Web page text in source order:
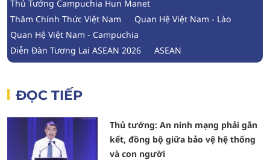
Thủ Tướng Campuchia Hun Manet
Thăm Chính Thức Việt Nam
Quan Hệ Việt Nam - Lào
Quan Hệ Việt Nam - Campuchia
Diễn Đàn Tương Lai ASEAN 2026
ASEAN
ĐỌC TIẾP
Thủ tướng: An ninh mạng phải gắn
kết, đồng bộ giữa bảo vệ hệ thống
và con người